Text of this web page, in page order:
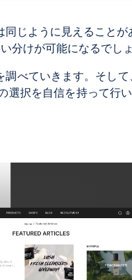
じように見えること
分けが可能になるでしょ
べていきます。そして、
選択を自信を持って行